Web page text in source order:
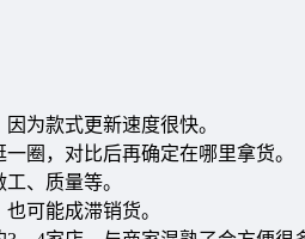
为款式更新速度很快。
圈，对比后再确定在哪里拿货。
、质量等。
可能成滞销货。